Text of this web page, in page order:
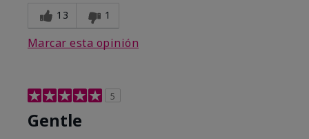
13 1
Marcar esta opinión
5
Gentle